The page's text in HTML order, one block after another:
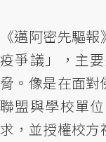
《邁阿密先驅
疫爭議」，主
脅。像是在面
聯盟與學校單
求，並授權校方